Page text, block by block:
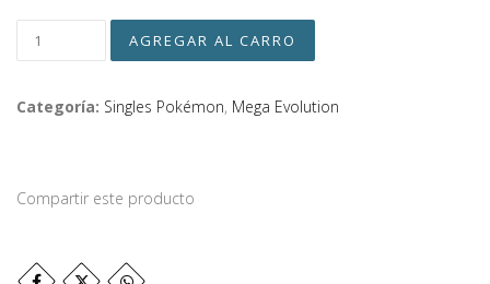
Categoría: Singles Pokémon, Mega Evolution
Compartir este producto